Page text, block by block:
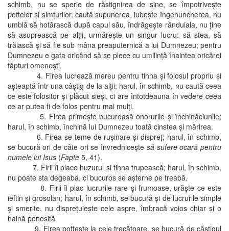
schimb, nu se sperie de răstignirea de sine, se împotriveşte
poftelor şi simţurilor, caută supunerea, iubeşte îngenuncherea, nu
umblă să hotărască după capul său, îndrăgeşte rânduiala, nu ţine
să asuprească pe alţii, urmăreşte un singur lucru: să stea, să
trăiască şi să fie sub mâna preaputernică a lui Dumnezeu; pentru
Dumnezeu e gata oricând să se plece cu umilinţă înaintea oricărei
făpturi omeneşti.
4. Firea lucrează mereu pentru tihna şi folosul propriu şi
aşteaptă într-una câştig de la alţii; harul, în schimb, nu caută ceea
ce este folositor şi plăcut sieşi, ci are întotdeauna în vedere ceea
ce ar putea fi de folos pentru mai mulţi.
5. Firea primeşte bucuroasă onorurile şi închinăciunile;
harul, în schimb, închină lui Dumnezeu toată cinstea şi mărirea.
6. Firea se teme de ruşinare şi dispreţ; harul, în schimb,
se bucură ori de câte ori se învredniceşte să sufere ocară pentru
numele lui Isus (Fapte 5, 41).
7. Firii îi place huzurul şi tihna trupească; harul, în schimb,
nu poate sta degeaba, ci bucuros se aşterne pe treabă.
8. Firii îi plac lucrurile rare şi frumoase, urăşte ce este
ieftin şi grosolan; harul, în schimb, se bucură şi de lucrurile simple
şi smerite, nu dispreţuieşte cele aspre, îmbracă voios chiar şi o
haină ponosită.
9. Firea pofteşte la cele trecătoare, se bucură de câştigul